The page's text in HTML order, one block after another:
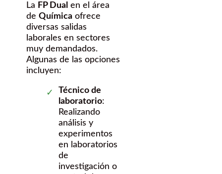
La FP Dual en el área
de Química ofrece
diversas salidas
laborales en sectores
muy demandados.
Algunas de las opciones
incluyen:
Técnico de
laboratorio:
Realizando
análisis y
experimentos
en laboratorios
de
investigación o